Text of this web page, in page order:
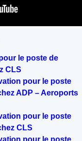
le poste de
CLS
pour le poste
ADP – Aeroports
pour le poste
CLS